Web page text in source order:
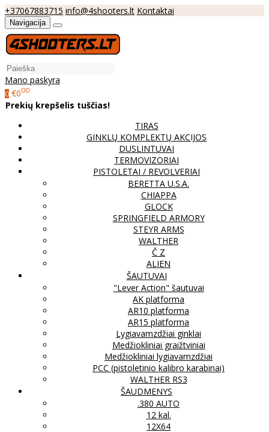
+37067883715 info@4shooters.lt Kontaktai
Navigacija
Mano paskyra
0 €000
Prekių krepšelis tuščias!
TIRAS
GINKLŲ KOMPLEKTŲ AKCIJOS
DUSLINTUVAI
TERMOVIZORIAI
PISTOLETAI / REVOLVERIAI
BERETTA U.S.A.
CHIAPPA
GLOCK
SPRINGFIELD ARMORY
STEYR ARMS
WALTHER
Č Z
ALIEN
ŠAUTUVAI
"Lever Action" šautuvai
AK platforma
AR10 platforma
AR15 platforma
Lygiavamzdžiai ginklai
Medžiokliniai graižtviniai
Medžiokliniai lygiavamzdžiai
PCC (pistoletinio kalibro karabinai)
WALTHER RS3
ŠAUDMENYS
.380 AUTO
12 kal.
12X64